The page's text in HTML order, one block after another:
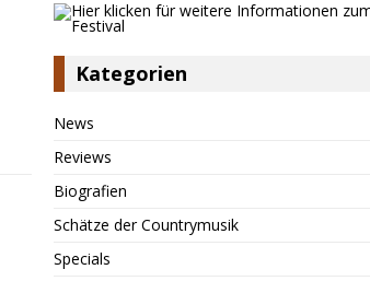
Kategorien
News
Reviews
Biografien
Schätze der Countrymusik
Specials